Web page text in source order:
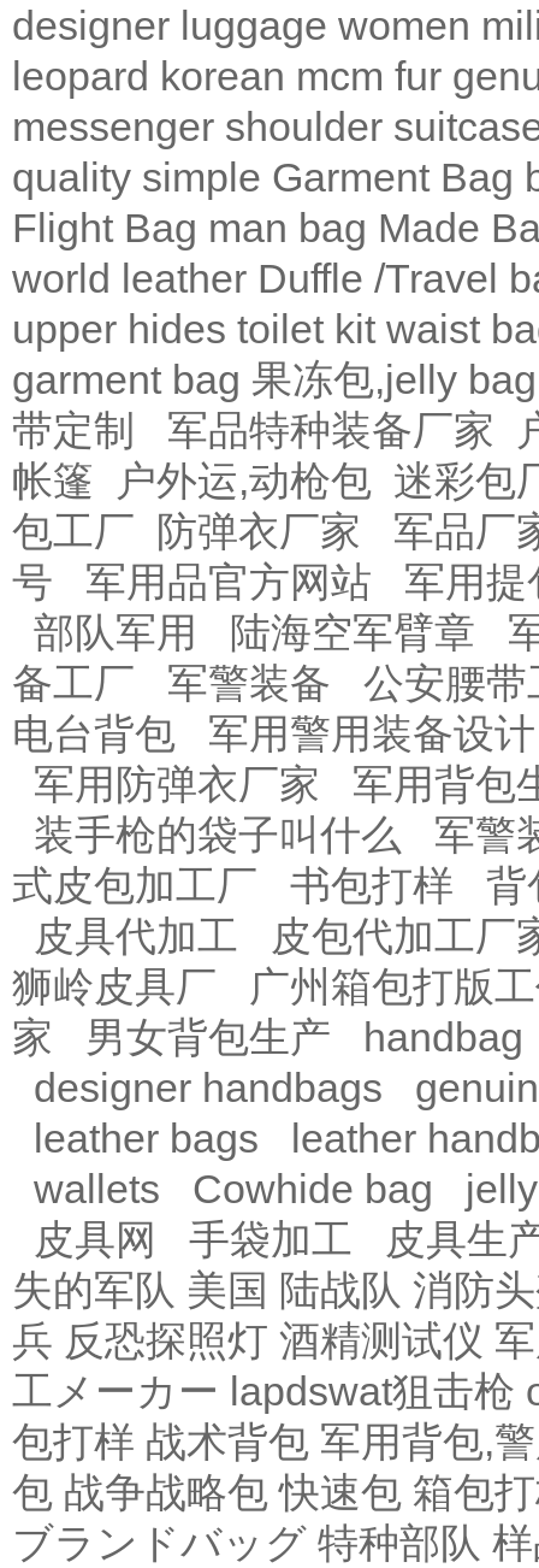
designer luggage women
leopard korean mcm fur
messenger shoulder
quality simple Garment Bag
Flight Bag man bag Made
world leather Duffle /Travel
upper hides toilet kit waist
garment bag 果冻包,jelly bag
带定制
军品特种装备厂家
帐篷
户外运,动枪包 迷彩包
包工厂
防弹衣厂家
军品厂
号
军用品官方网站
军用提
部队军用
陆海空军臂章
备工厂
军警装备
公安腰带
电台背包
军用警用装备设计
军用防弹衣厂家
军用背包
装手枪的袋子叫什么
军警
式皮包加工厂
书包打样
背
皮具代加工
皮包代加工厂
狮岭皮具厂
广州箱包打版
家
男女背包生产
handbag
designer handbags
leather bags
leather
wallets
Cowhide bag
皮具网
手袋加工
皮具生
失的军队 美国 陆战队 消防
兵 反恐探照灯 酒精测试仪
工メーカー lapdswat狙击枪
包打样 战术背包 军用背包,
包 战争战略包 快速包 箱包
ブランドバッグ 特种部队